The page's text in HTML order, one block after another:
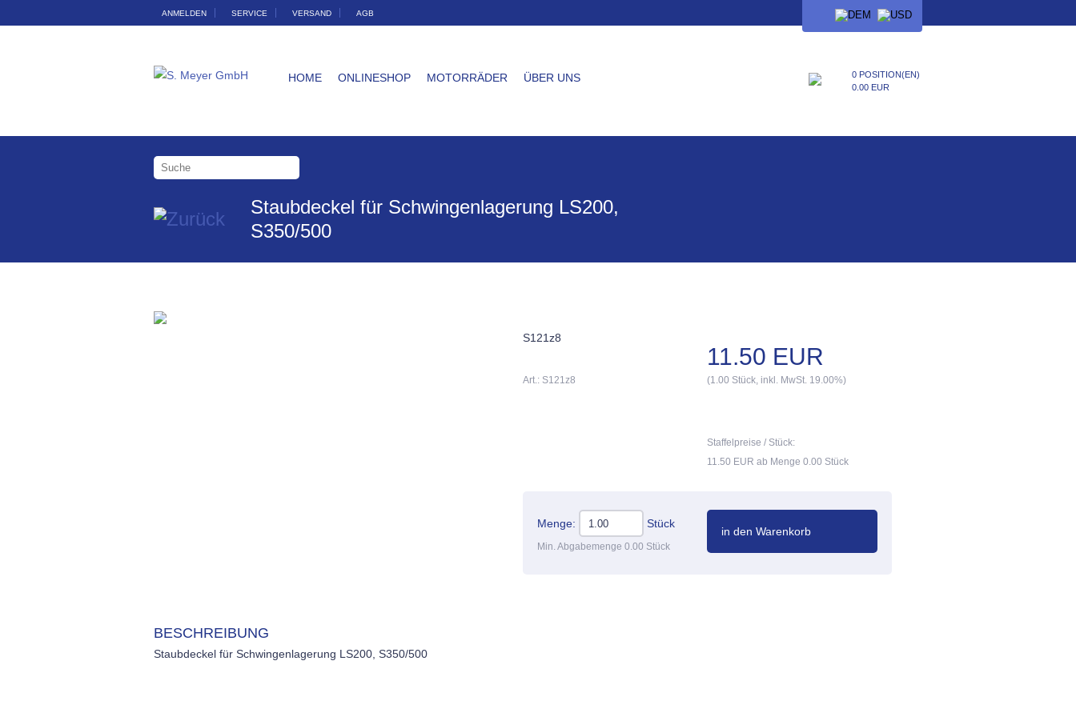
ANMELDEN SERVICE VERSAND AGB
HOME ONLINESHOP MOTORRÄDER ÜBER UNS
0 POSITION(EN)
0.00 EUR
Staubdeckel für Schwingenlagerung LS200,
S350/500
S121z8
11.50 EUR
Art.: S121z8 (1.00 Stück, inkl. MwSt. 19.00%)
Staffelpreise / Stück:
11.50 EUR ab Menge 0.00 Stück
Menge: Stück
Min. Abgabemenge 0.00 Stück
in den Warenkorb
BESCHREIBUNG
Staubdeckel für Schwingenlagerung LS200, S350/500